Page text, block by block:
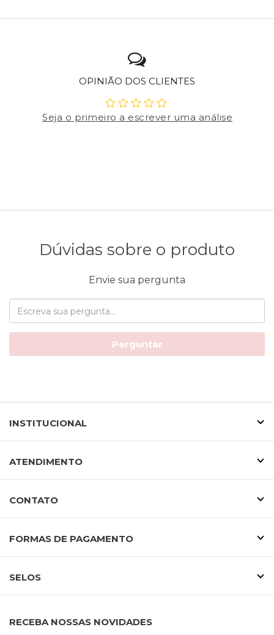
OPINIÃO DOS CLIENTES
Seja o primeiro a escrever uma análise
Dúvidas sobre o produto
Envie sua pergunta
Perguntar
INSTITUCIONAL
ATENDIMENTO
CONTATO
FORMAS DE PAGAMENTO
SELOS
RECEBA NOSSAS NOVIDADES